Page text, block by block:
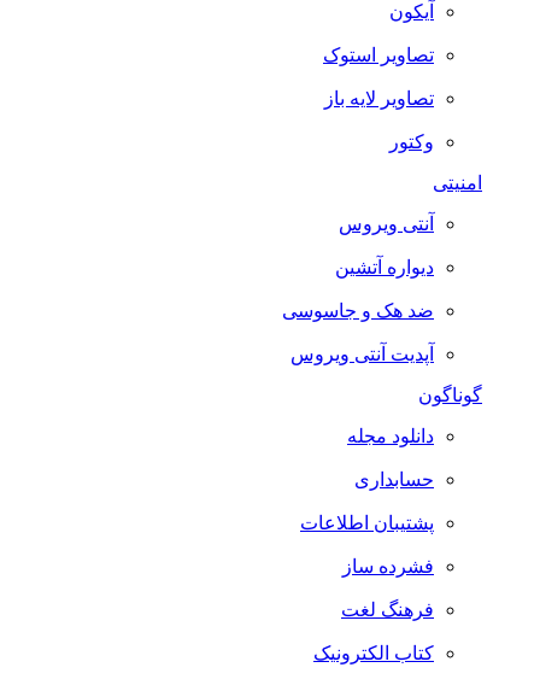
آیکون
تصاویر استوک
تصاویر لایه باز
وکتور
امنیتی
آنتی ویروس
دیواره آتشین
ضد هک و جاسوسی
آپدیت آنتی ویروس
گوناگون
دانلود مجله
حسابداری
پشتیبان اطلاعات
فشرده ساز
فرهنگ لغت
کتاب الکترونیک